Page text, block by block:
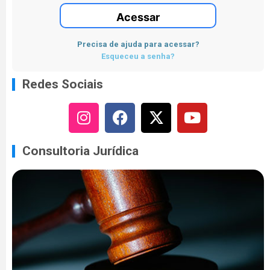
Acessar
Precisa de ajuda para acessar?
Esqueceu a senha?
Redes Sociais
Consultoria Jurídica